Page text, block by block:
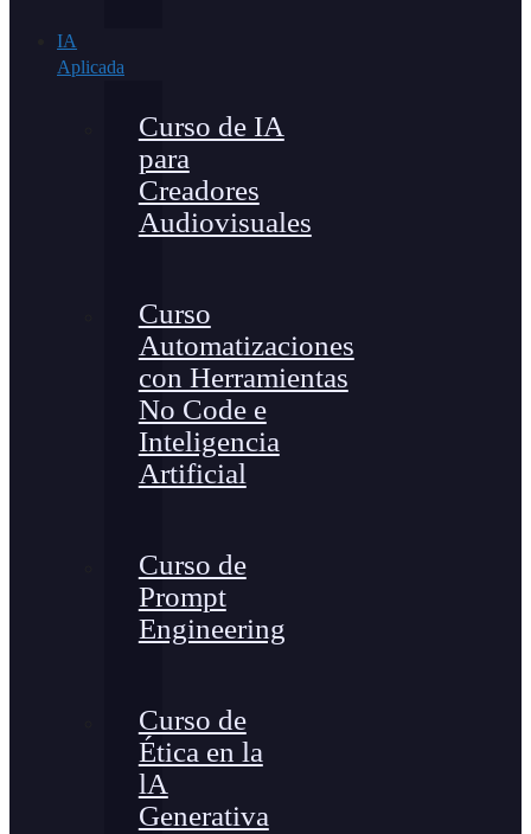
IA
Aplicada
Curso de IA
para
Creadores
Audiovisuales
Curso
Automatizaciones
con Herramientas
No Code e
Inteligencia
Artificial
Curso de
Prompt
Engineering
Curso de
Ética en la
lA
Generativa